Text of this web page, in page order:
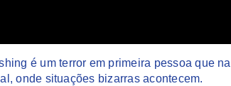
é um terror em primeira pessoa que
onde situações bizarras acontecem.